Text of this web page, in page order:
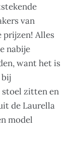
van
prijzen! Alles
nabije
want het is
stoel zitten en
de Laurella
model